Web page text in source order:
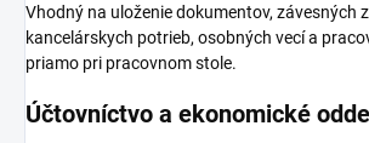
Vhodný na uloženie dokumentov, závesných
kancelárskych potrieb, osobných vecí a
priamo pri pracovnom stole.
Účtovníctvo a ekonomické